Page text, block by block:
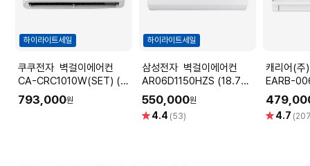
하이라이트세일
쿠쿠전자 벽걸이에어컨
CA-CRC1010W(SET) (냉
방 33.3㎡) [전국기본설치
비 포함]
793,000원
하이라이트세일
삼성전자 벽걸이에어컨
AR06D1150HZS (18.7㎡)
실외기포함 [전국기본설치비
포함]
550,000원
별 4.4 (53)
캐리어(주) 냉방 벽
EARB-
방18.7㎡
포함]
별 4.7